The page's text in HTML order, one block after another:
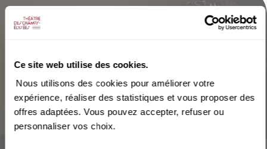
Ce site web utilise des cookies.
Nous utilisons des cookies pour améliorer votre
expérience, réaliser des statistiques et vous proposer des
offres adaptées. Vous pouvez accepter, refuser ou
personnaliser vos choix.